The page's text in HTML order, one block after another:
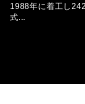
1988年に着工し
式...